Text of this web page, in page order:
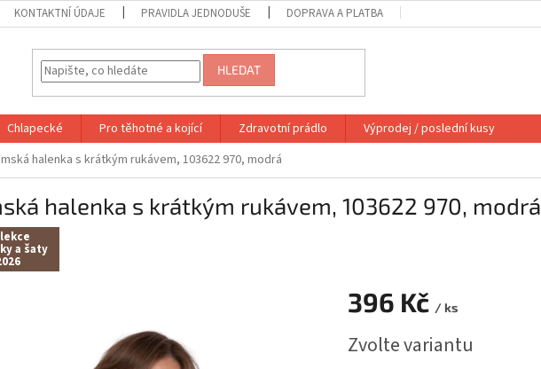
KONTAKTNÍ ÚDAJE PRAVIDLA JEDNODUŠE DOPRAVA A PLATBA
HLEDAT
Chlapecké Pro těhotné a kojící Zdravotní prádlo
Výprodej / poslední kusy
halenka s krátkým rukávem, 103622 970, modrá
halenka s krátkým rukávem, 103622 970, modrá
a šaty
396 Kč / ks
cena:
Zvolte variantu